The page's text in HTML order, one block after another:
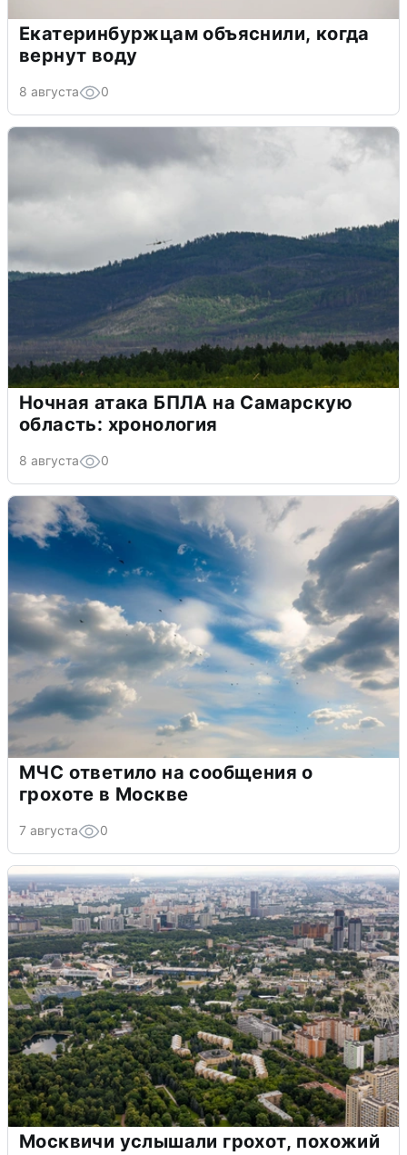
Екатеринбуржцам объяснили, когда
вернут воду
8 августа 0
Ночная атака БПЛА на Самарскую
область: хронология
8 августа 0
МЧС ответило на сообщения о
грохоте в Москве
7 августа 0
Москвичи услышали грохот, похожий